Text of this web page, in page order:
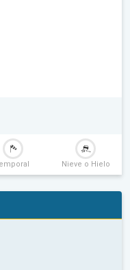
Nieve o Hielo